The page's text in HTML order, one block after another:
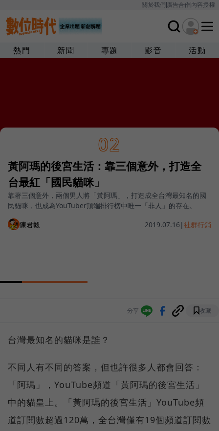
關於我們廣告合作內容授權
熱門 新聞 專題 影音 活動
02
黃阿瑪的後宮生活：靠三個意外，打造全
台最紅「國民貓咪」
靠著三個意外，兩個男人將「黃阿瑪」，打造成全台灣最知名的國
民貓咪，也成為YouTuber頂端排行榜中唯一「非人」的存在。
陳君毅 2019.07.16 |社群行銷
分享 收藏
台灣最知名的貓咪是誰？
不同人有不同的答案，但也許很多人都會回答：
「阿瑪」，YouTube頻道「黃阿瑪的後宮生活」
中的貓皇上。「黃阿瑪的後宮生活」YouTube頻
道訂閱數超過120萬，全台灣僅有19個頻道訂閱數